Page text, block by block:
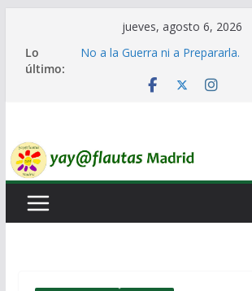
contenido
jueves, agosto 6, 2026
Lo
último:
No a la Guerra ni a Prepararla.
Ni un Euro para el Rearme. Ni